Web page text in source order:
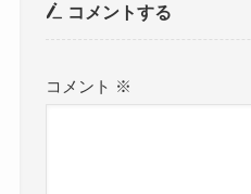
コメントする
コメント ※